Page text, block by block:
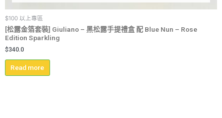
$100 以上專區
[松露金箔套裝] Giuliano – 黑松露手提禮盒 配 Blue Nun – Rose
Edition Sparkling
$340.0
Read more